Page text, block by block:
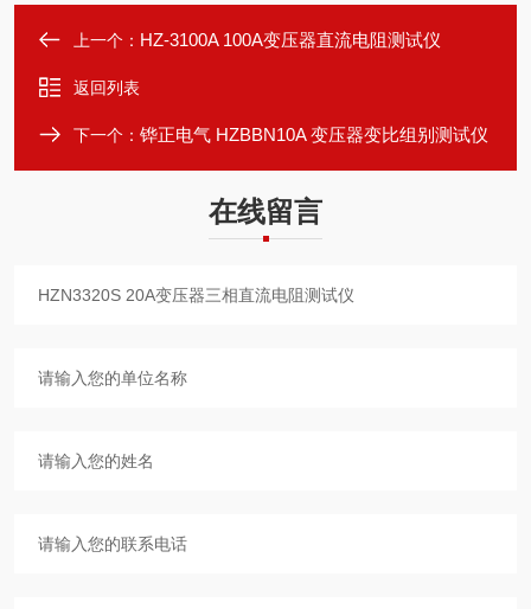
上一个： HZ-3100A 100A变压器直流电阻测试仪
返回列表
下一个： 铧正电气 HZBBN10A 变压器变比组别测试仪
在线留言